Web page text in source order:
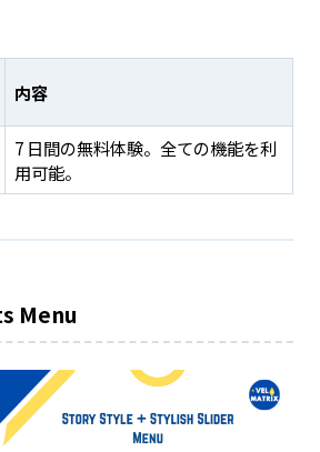
内容
7 日間の無料体験。全ての機能を利
用可能。
Menu